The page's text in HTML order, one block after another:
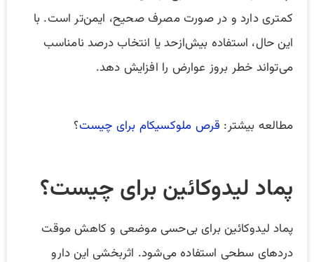
کمتری دارد و در صورت مصرف صحیح، ایمن‌تر است. با
این حال، استفاده بیش‌ازحد یا انتخاب درصد نامناسب
می‌تواند خطر بروز عوارض را افزایش دهد.
مطالعه بیشتر: قرص ملوکسیکام برای چیست؟
پماد لیدوکائین برای چیست؟
پماد لیدوکائین برای بی‌حسی موضعی و کاهش موقت
دردهای سطحی استفاده می‌شود. اثربخشی این دارو